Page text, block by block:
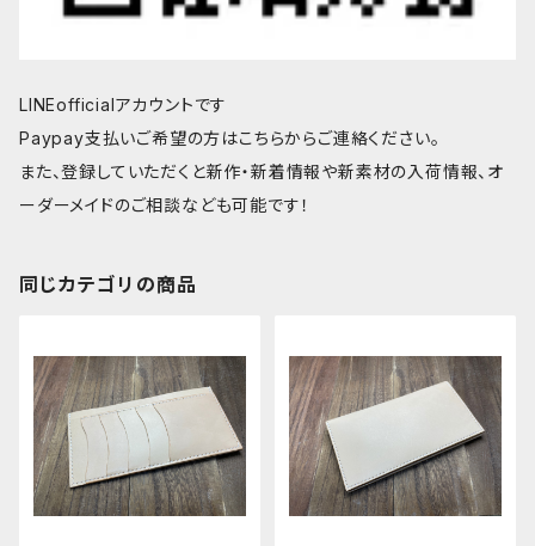
LINEofficialアカウントです
Paypay支払いご希望の方はこちらからご連絡ください。
また、登録していただくと新作・新着情報や新素材の入荷情報、オ
ーダーメイドのご相談なども可能です！
同じカテゴリの商品